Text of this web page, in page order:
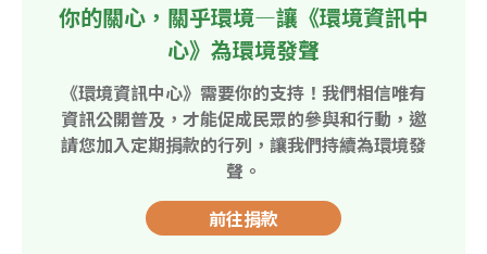
你的關心，關乎環境—讓《環境資訊中
心》為環境發聲
《環境資訊中心》需要你的支持！我們相信唯有
資訊公開普及，才能促成民眾的參與和行動，邀
請您加入定期捐款的行列，讓我們持續為環境發
聲。
前往捐款